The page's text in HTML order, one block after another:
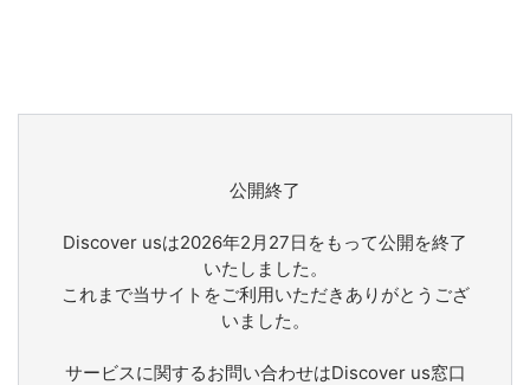
公開終了
Discover usは2026年2月27日をもって公開を終了
いたしました。
これまで当サイトをご利用いただきありがとうござ
いました。
サービスに関するお問い合わせはDiscover us窓口